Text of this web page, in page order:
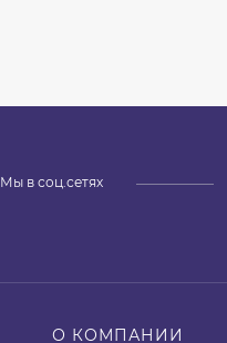
Мы в соц.сетях
О КОМПАНИИ